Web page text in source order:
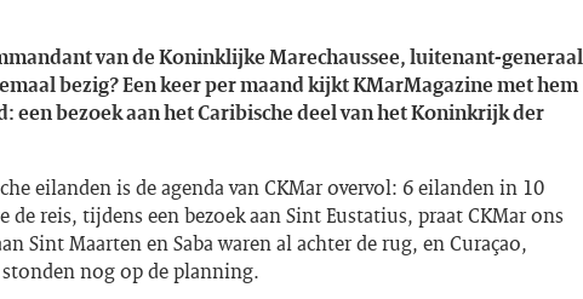
van de Koninklijke Marechaussee, luitenant-generaal
bezig? Een keer per maand kijkt KMarMagazine met hem
een bezoek aan het Caribische deel van het Koninkrijk der
eilanden is de agenda van CKMar overvol: 6 eilanden in 10
de reis, tijdens een bezoek aan Sint Eustatius, praat CKMar ons
Sint Maarten en Saba waren al achter de rug, en Curaçao,
nog op de planning.